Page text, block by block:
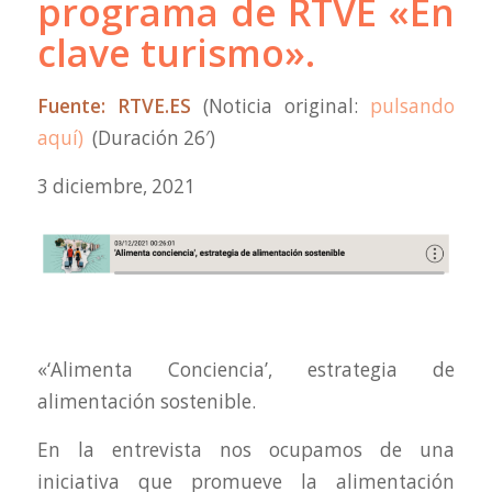
programa de RTVE «En
clave turismo».
Fuente: RTVE.ES (Noticia original: pulsando
aquí) (Duración 26′)
3 diciembre, 2021
«‘Alimenta Conciencia’, estrategia de
alimentación sostenible.
En la entrevista nos ocupamos de una
iniciativa que promueve la alimentación